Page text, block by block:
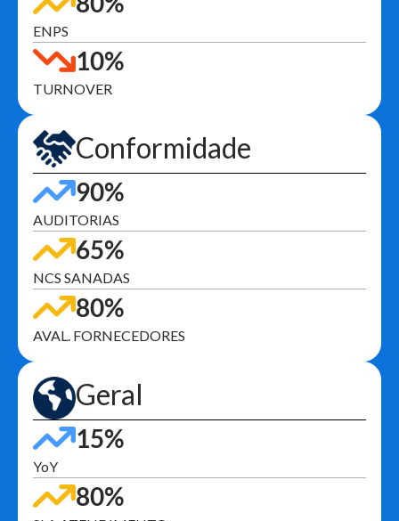
ENPS
10%
TURNOVER
Conformidade
90%
AUDITORIAS
65%
NCS SANADAS
80%
AVAL. FORNECEDORES
Geral
15%
YoY
80%